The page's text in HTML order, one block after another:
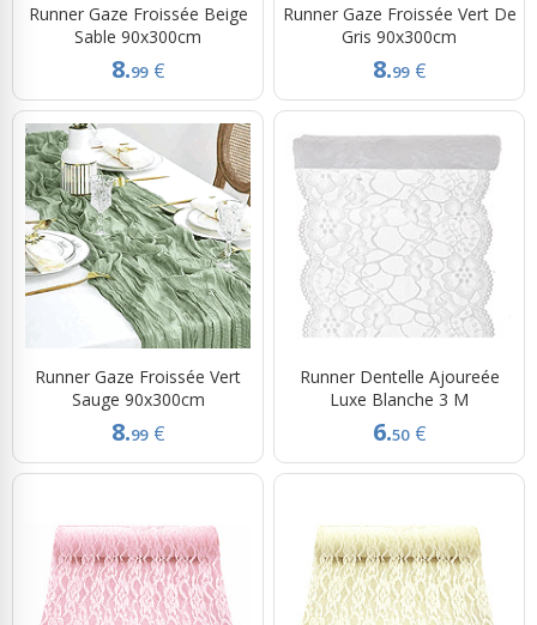
Runner Gaze Froissée Beige
Sable 90x300cm
8.99 €
Runner Gaze Froissée Vert De
Gris 90x300cm
8.99 €
Runner Gaze Froissée Vert
Sauge 90x300cm
8.99 €
Runner Dentelle Ajoureée
Luxe Blanche 3 M
6.50 €